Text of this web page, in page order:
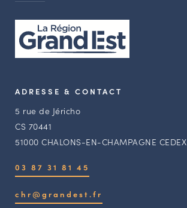
ADRESSE & CONTACT
5 rue de Jéricho
CS 70441
51000 CHALONS-EN-CHAMPAGNE CEDEX
03 87 31 81 45
chr@grandest.fr